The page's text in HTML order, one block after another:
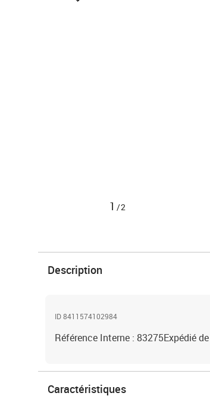
1 /2
Description
ID 8411574102984
Référence Interne : 83275Expédié
Caractéristiques